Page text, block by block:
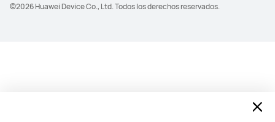
©2026 Huawei Device Co., Ltd. Todos los derechos reservados.